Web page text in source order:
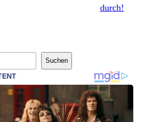
durch!
Suchen